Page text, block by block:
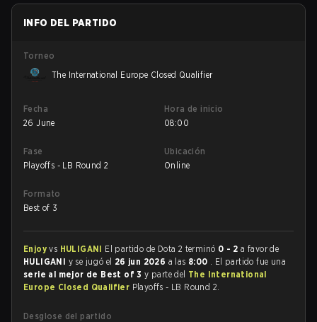
INFO DEL PARTIDO
Torneo
The International Europe Closed Qualifier
Fecha
26 June
Hora de inicio
08:00
Fase
Playoffs - LB Round 2
Ubicación
Online
Formato
Best of 3
Enjoyvs HULIGANI El partido de Dota 2 terminó 0 - 2 a favor de
HULIGANI y se jugó el 26 jun 2026 a las 8:00 . El partido fue una
serie al mejor de Best of 3y parte del The International
Europe Closed Qualifier Playoffs - LB Round 2.
Desglose del partido